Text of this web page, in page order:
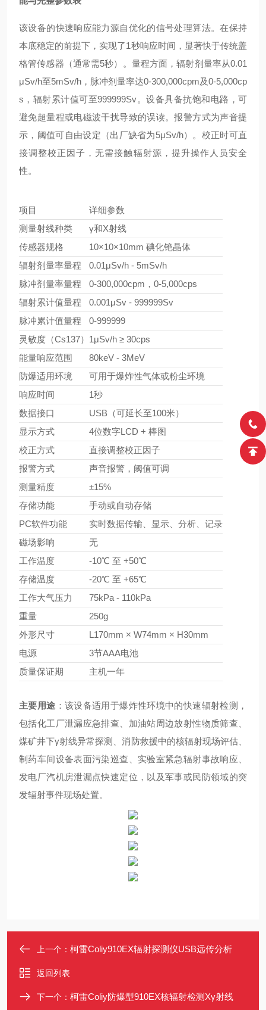
该设备的快速响应能力源自优化的信号处理算法。在保持
本底稳定的前提下，实现了1秒响应时间，显著快于传统盖
格管传感器（通常需5秒）。量程方面，辐射剂量率从0.01
μSv/h至5mSv/h，脉冲剂量率达0-300,000cpm及0-5,000cp
s，辐射累计值可至999999Sv。设备具备抗饱和电路，可
避免超量程或电磁波干扰导致的误读。报警方式为声音提
示，阈值可自由设定（出厂缺省为5μSv/h）。校正时可直
接调整校正因子，无需接触辐射源，提升操作人员安全
性。
项目
详细参数
测量射线种类
γ和X射线
传感器规格
10×10×10mm 碘化铯晶体
辐射剂量率量程
0.01μSv/h - 5mSv/h
脉冲剂量率量程
0-300,000cpm，0-5,000cps
辐射累计值量程
0.001μSv - 999999Sv
脉冲累计值量程
0-999999
灵敏度（Cs137） 1μSv/h ≥ 30cps
能量响应范围
80keV - 3MeV
防爆适用环境
可用于爆炸性气体或粉尘环境
响应时间
1秒
数据接口
USB（可延长至100米）
显示方式
4位数字LCD + 棒图
校正方式
直接调整校正因子
报警方式
声音报警，阈值可调
测量精度
±15%
存储功能
手动或自动存储
PC软件功能
实时数据传输、显示、分析、记录
磁场影响
无
工作温度
-10℃ 至 +50℃
存储温度
-20℃ 至 +65℃
工作大气压力
75kPa - 110kPa
重量
250g
外形尺寸
L170mm × W74mm × H30mm
电源
3节AAA电池
质量保证期
主机一年
主要用途 ：该设备适用于爆炸性环境中的快速辐射检测，
包括化工厂泄漏应急排查、加油站周边放射性物质筛查、
煤矿井下γ射线异常探测、消防救援中的核辐射现场评估、
制药车间设备表面污染巡查、实验室紧急辐射事故响应、
发电厂汽机房泄漏点快速定位，以及军事或民防领域的突
发辐射事件现场处置。
上一个： 柯雷Coliy910EX辐射探测仪USB远传分析
返回列表
下一个： 柯雷Coliy防爆型910EX核辐射检测Xγ射线